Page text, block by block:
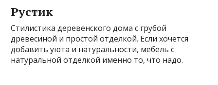
Рустик
Стилистика деревенского дома с грубой
древесиной и простой отделкой. Если хочется
добавить уюта и натуральности, мебель с
натуральной отделкой именно то, что надо.